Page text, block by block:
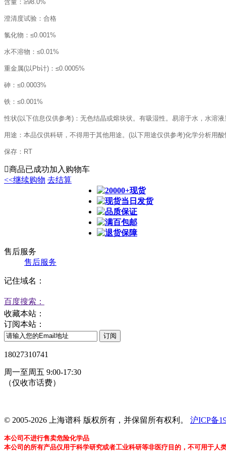
含量： ≥98.0%
澄清度试验：合格
氯化物： ≤0.001%
水不溶物： ≤0.01%
重金属(以 Pb计) ： ≤0.0005%
砷： ≤0.0003%
铁： ≤0.001%
性状(以下信息仅供参考) ： 无色结晶或熔块状。有吸湿性。易溶于水，水溶
用途： 本品仅供科研，不得用于其他用途。 (以下用途仅供参考)化学分析用
保存： RT
商品已成功加入购物车
<<继续购物 去结算
20000+现货
现货当日发货
品质保证
满百包邮
退货保障
售后服务
售后服务
记住域名：
百度搜索：
收藏本站：
订阅本站：
18027310741
周一至周五 9:00-17:30
（仅收市话费）
© 2005-2026 上海谱科 版权所有，并保留所有权利。 沪ICP备
本公司不进行售卖危险化学品
本公司的所有产品仅用于科学研究或者工业科研等非医疗目的，不可用于人